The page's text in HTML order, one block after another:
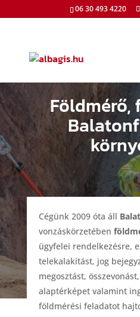
06 30 493 4220
Földmérő,
Cégünk 2009 óta áll
vonzáskörzetében
ügyfelei rendelkezésre,
telekalakítást, jog
megosztást,
alaptérképet valamint
földmérési feladatot